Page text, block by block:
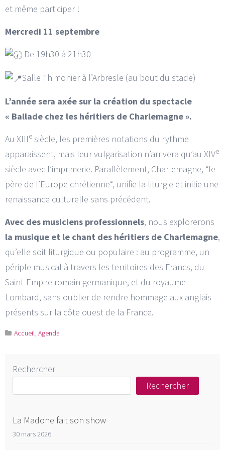
et même participer !
Mercredi 11 septembre
De 19h30 à 21h30
Salle Thimonier à l’Arbresle (au bout du stade)
L’année sera axée sur la création du spectacle
« Ballade chez les héritiers de Charlemagne ».
Au XIIIe siècle, les premières notations du rythme
apparaissent, mais leur vulgarisation n’arrivera qu’au XIVe
siècle avec l’imprimerie. Parallèlement, Charlemagne, “le
père de l’Europe chrétienne“, unifie la liturgie et initie une
renaissance culturelle sans précédent.
Avec des musiciens professionnels, nous explorerons
la musique et le chant des héritiers de Charlemagne,
qu’elle soit liturgique ou populaire : au programme, un
périple musical à travers les territoires des Francs, du
Saint-Empire romain germanique, et du royaume
Lombard, sans oublier de rendre hommage aux anglais
présents sur la côte ouest de la France.
Accueil, Agenda
Rechercher
Rechercher
La Madone fait son show
30 mars 2026